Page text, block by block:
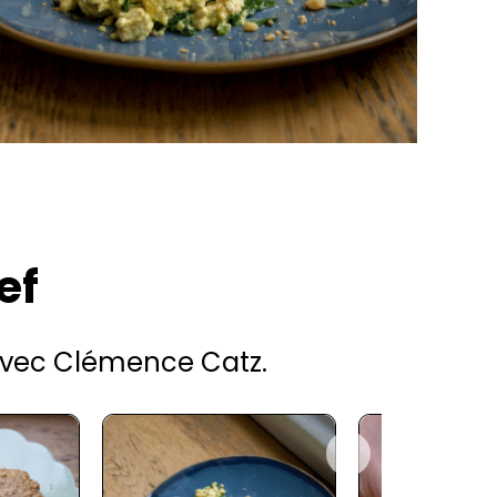
Clémence Catz.